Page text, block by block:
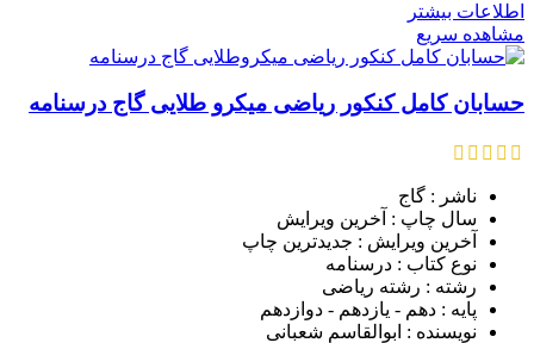
اطلاعات بیشتر
مشاهده سریع
حسابان کامل کنکور ریاضی میکرو طلایی گاج درسنامه
ناشر : گاج
سال چاپ : آخرین ویرایش
آخرین ویرایش : جدیدترین چاپ
نوع کتاب : درسنامه
رشته : رشته ریاضی
پایه : دهم - یازدهم - دوازدهم
نویسنده : ابوالقاسم شعبانی